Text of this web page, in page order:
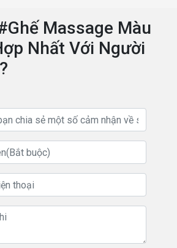
Massage Màu
Nhất Với Người